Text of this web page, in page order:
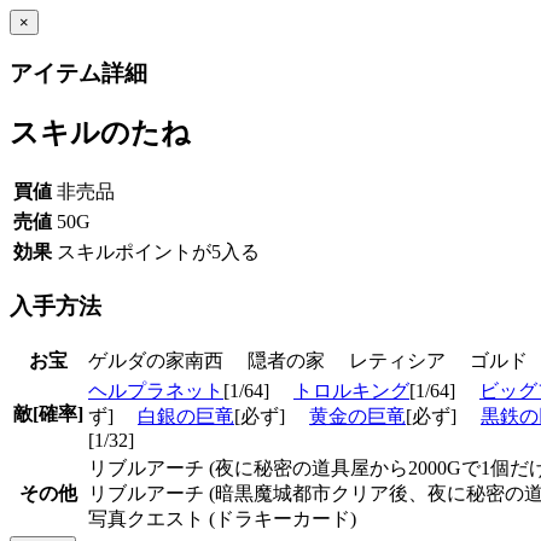
×
アイテム詳細
スキルのたね
買値 非売品
売値 50G
効果 スキルポイントが5入る
入手方法
お宝 ゲルダの家南西 隠者の家 レティシア ゴル
敵[確率]
ヘルプラネット [1/64] トロルキング[1/64]
ビッ
ず] 白銀の巨竜[必ず] 黄金の巨竜[必ず] 黒鉄
[1/32]
その他
リブルアーチ (夜に秘密の道具屋から2000Gで1個だ
リブルアーチ (暗黒魔城都市クリア後、夜に秘密の
写真クエスト (ドラキーカード)